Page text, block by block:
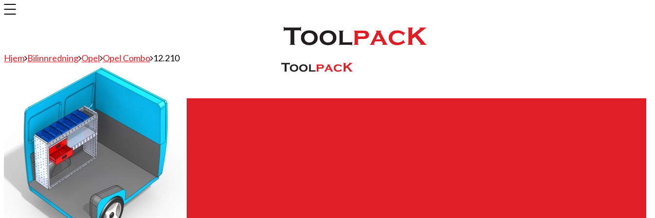
Bilinnredning
Citroen
Fiat
Hyundai
Isuzu
Mercedes
Nissan
Hjem Bilinnredning Opel Opel Combo 12.210